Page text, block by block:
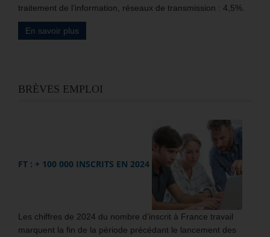
traitement de l’information, réseaux de transmission : 4,5%.
En savoir plus
BRÈVES EMPLOI
FT : + 100 000 INSCRITS EN 2024
Les chiffres de 2024 du nombre d’inscrit à France travail
marquent la fin de la période précédant le lancement des